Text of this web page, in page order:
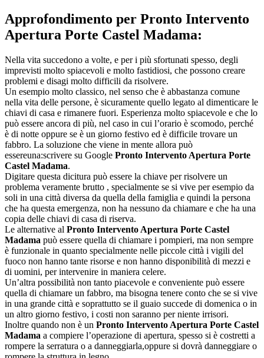
Approfondimento per Pronto Intervento
Apertura Porte Castel Madama:
Nella vita succedono a volte, e per i più sfortunati spesso, degli
imprevisti molto spiacevoli e molto fastidiosi, che possono creare
problemi e disagi molto difficili da risolvere.
Un esempio molto classico, nel senso che è abbastanza comune
nella vita delle persone, è sicuramente quello legato al dimenticare le
chiavi di casa e rimanere fuori. Esperienza molto spiacevole e che lo
può essere ancora di più, nel caso in cui l’orario è scomodo, perché
è di notte oppure se è un giorno festivo ed è difficile trovare un
fabbro. La soluzione che viene in mente allora può
essereuna:scrivere su Google Pronto Intervento Apertura Porte
Castel Madama.
Digitare questa dicitura può essere la chiave per risolvere un
problema veramente brutto , specialmente se si vive per esempio da
soli in una città diversa da quella della famiglia e quindi la persona
che ha questa emergenza, non ha nessuno da chiamare e che ha una
copia delle chiavi di casa di riserva.
Le alternative al Pronto Intervento Apertura Porte Castel
Madama può essere quella di chiamare i pompieri, ma non sempre
è funzionale in quanto specialmente nelle piccole città i vigili del
fuoco non hanno tante risorse e non hanno disponibilità di mezzi e
di uomini, per intervenire in maniera celere.
Un’altra possibilità non tanto piacevole e conveniente può essere
quella di chiamare un fabbro, ma bisogna tenere conto che se si vive
in una grande città e soprattutto se il guaio succede di domenica o in
un altro giorno festivo, i costi non saranno per niente irrisori.
Inoltre quando non è un Pronto Intervento Apertura Porte Castel
Madama a compiere l’operazione di apertura, spesso si è costretti a
rompere la serratura o a danneggiarla,oppure si dovrà danneggiare o